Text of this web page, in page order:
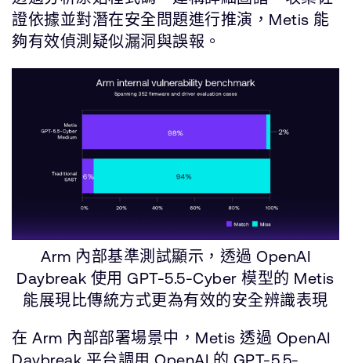
證依據並對潛在安全問題進行推演，Metis 能
夠有效偵測疑似漏洞與誤報。
Arm 內部基準測試顯示，透過 OpenAI
Daybreak 使用 GPT-5.5-Cyber 模型的 Metis
能展現比傳統方式更為有效的安全辨識表現
在 Arm 內部部署場景中，Metis 透過 OpenAI